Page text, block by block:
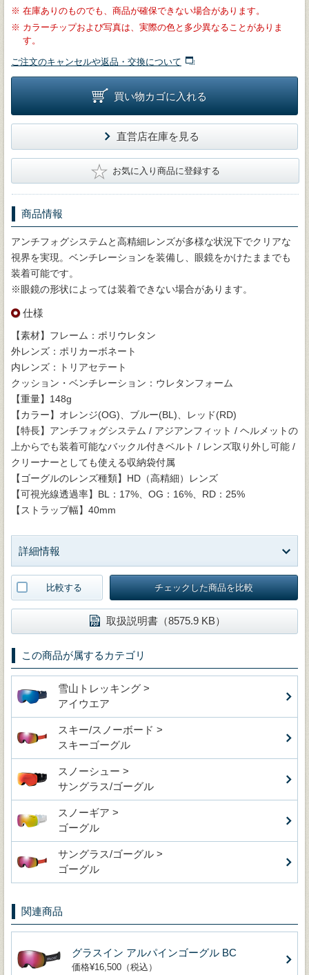
※ 在庫ありのものでも、商品が確保できない場合があります。
※ カラーチップおよび写真は、実際の色と多少異なることがありま
す。
ご注文のキャンセルや返品・交換について
買い物カゴに入れる
直営店在庫を見る
★ お気に入り商品に登録する
商品情報
アンチフォグシステムと高精細レンズが多様な状況下でクリアな
視界を実現。ベンチレーションを装備し、眼鏡をかけたままでも
装着可能です。
※眼鏡の形状によっては装着できない場合があります。
仕様
【素材】フレーム：ポリウレタン
外レンズ：ポリカーボネート
内レンズ：トリアセテート
クッション・ベンチレーション：ウレタンフォーム
【重量】148g
【カラー】オレンジ(OG)、ブルー(BL)、レッド(RD)
【特長】アンチフォグシステム / アジアンフィット / ヘルメットの
上からでも装着可能なバックル付きベルト / レンズ取り外し可能 /
クリーナーとしても使える収納袋付属
【ゴーグルのレンズ種類】HD（高精細）レンズ
【可視光線透過率】BL：17%、OG：16%、RD：25%
【ストラップ幅】40mm
詳細情報
比較する チェックした商品を比較
取扱説明書（8575.9 KB）
この商品が属するカテゴリ
雪山トレッキング >
アイウエア
スキー/スノーボード >
スキーゴーグル
スノーシュー >
サングラス/ゴーグル
スノーギア >
ゴーグル
サングラス/ゴーグル >
ゴーグル
関連商品
グラスイン アルパインゴーグル BC
価格¥16,500（税込）